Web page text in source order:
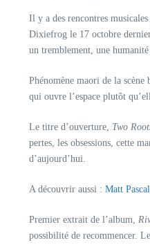
Il y a des rencontres
Dixiefrog le 17 octobre
un tremblement, une
Phénomène maori de la scène
qui ouvre l’espace plutôt
Le titre d’ouverture, Two
pertes, les obsessions, cette
d’aujourd’hui.
A découvrir aussi : Matt
Premier extrait de l’album,
possibilité de recommencer.